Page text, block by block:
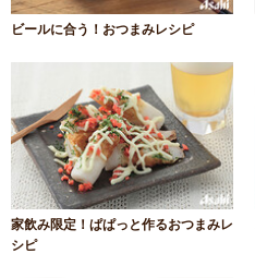
ビールに合う！おつまみレシピ
家飲み限定！ぱぱっと作るおつまみレ
シピ